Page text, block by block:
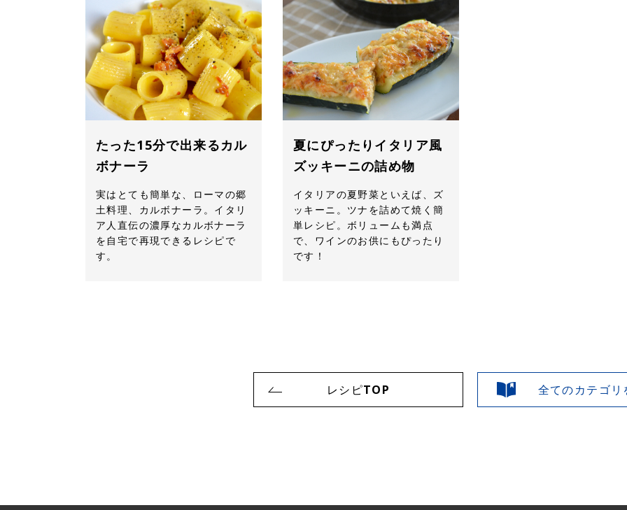
たった15分で出来るカル
ボナーラ
実はとても簡単な、ローマの郷
土料理、カルボナーラ。イタリ
ア人直伝の濃厚なカルボナーラ
を自宅で再現できるレシピで
す。
夏にぴったりイタリア風
ズッキーニの詰め物
イタリアの夏野菜といえば、ズ
ッキーニ。ツナを詰めて焼く簡
単レシピ。ボリュームも満点
で、ワインのお供にもぴったり
です！
レシピTOP 全てのカテゴリ